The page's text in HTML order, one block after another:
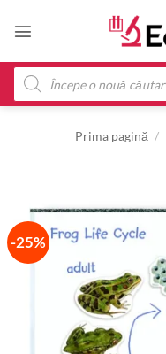
Products
search
Prima pagină /
-25%